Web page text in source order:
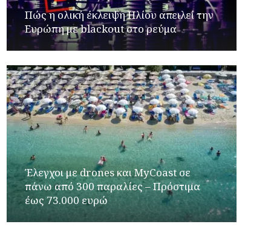
Πώς η ολική έκλειψη Ηλίου απειλεί την
Ευρώπη με blackout στο ρεύμα
Έλεγχοι με drones και MyCoast σε
πάνω από 300 παραλίες – Πρόστιμα
έως 73.000 ευρώ